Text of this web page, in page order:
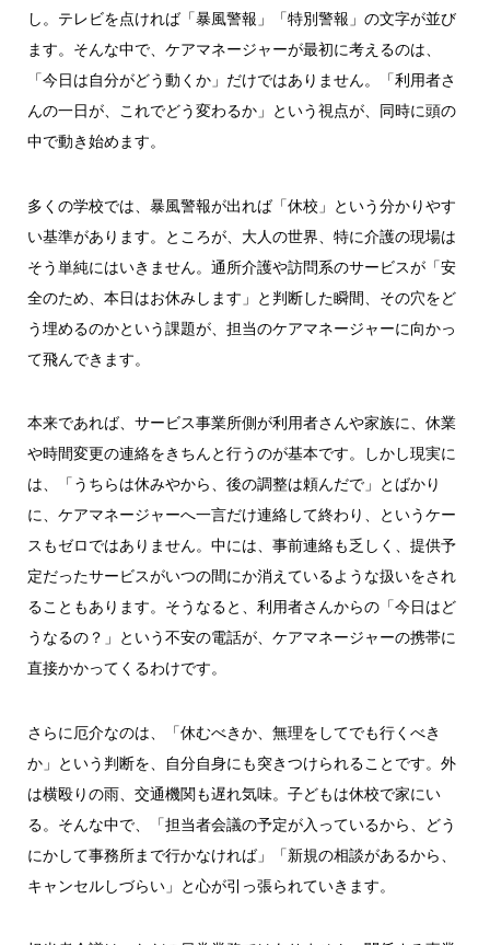
し。テレビを点ければ「暴風警報」「特別警報」の文字が並び
ます。そんな中で、ケアマネージャーが最初に考えるのは、
「今日は自分がどう動くか」だけではありません。「利用者さ
んの一日が、これでどう変わるか」という視点が、同時に頭の
中で動き始めます。
多くの学校では、暴風警報が出れば「休校」という分かりやす
い基準があります。ところが、大人の世界、特に介護の現場は
そう単純にはいきません。通所介護や訪問系のサービスが「安
全のため、本日はお休みします」と判断した瞬間、その穴をど
う埋めるのかという課題が、担当のケアマネージャーに向かっ
て飛んできます。
本来であれば、サービス事業所側が利用者さんや家族に、休業
や時間変更の連絡をきちんと行うのが基本です。しかし現実に
は、「うちらは休みやから、後の調整は頼んだで」とばかり
に、ケアマネージャーへ一言だけ連絡して終わり、というケー
スもゼロではありません。中には、事前連絡も乏しく、提供予
定だったサービスがいつの間にか消えているような扱いをされ
ることもあります。そうなると、利用者さんからの「今日はど
うなるの？」という不安の電話が、ケアマネージャーの携帯に
直接かかってくるわけです。
さらに厄介なのは、「休むべきか、無理をしてでも行くべき
か」という判断を、自分自身にも突きつけられることです。外
は横殴りの雨、交通機関も遅れ気味。子どもは休校で家にい
る。そんな中で、「担当者会議の予定が入っているから、どう
にかして事務所まで行かなければ」「新規の相談があるから、
キャンセルしづらい」と心が引っ張られていきます。